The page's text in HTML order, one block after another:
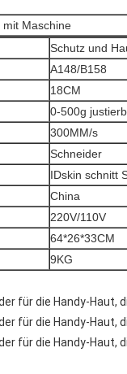
Maschine
Schutz und
A148/B158
18CM
0-500g
300MM/s
Schneider
IDskin schnitt
China
220V/110V
64*26*33CM
9KG